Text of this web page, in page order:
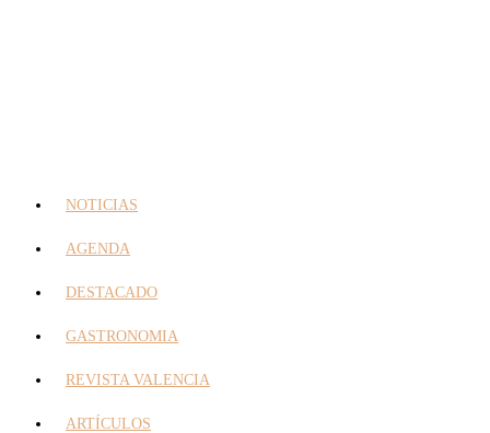
NOTICIAS
AGENDA
DESTACADO
GASTRONOMIA
REVISTA VALENCIA
ARTÍCULOS